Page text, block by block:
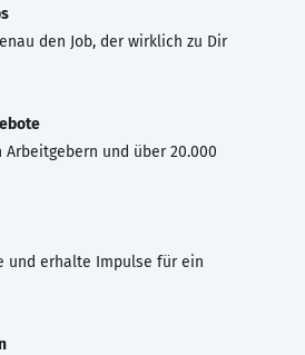
den Job, der wirklich zu Dir
Arbeitgebern und über 20.000
und erhalte Impulse für ein